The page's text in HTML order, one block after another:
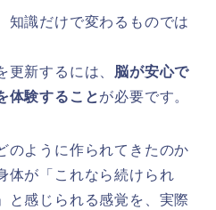
知識だけで変わるものでは
新するには、 脳が安心で
体験することが必要です。
のように作られてきたのか
体が「これなら続けられ
と感じられる感覚を、実際